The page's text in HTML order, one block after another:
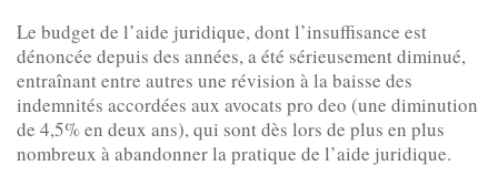
Le budget de l’aide juridique, dont l’insuffisance est
dénoncée depuis des années, a été sérieusement diminué,
entraînant entre autres une révision à la baisse des
indemnités accordées aux avocats pro deo (une diminution
de 4,5% en deux ans), qui sont dès lors de plus en plus
nombreux à abandonner la pratique de l’aide juridique.